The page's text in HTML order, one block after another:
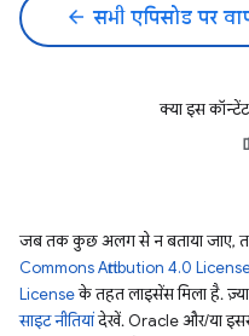
arrow_back सभी एपिसोड पर
क्या इस
जब तक कुछ अलग से न बताया जाए,
Commons Attribution 4.0
Licenseके तहत लाइसेंस मिला है.
साइट नीतियांदेखें. Oracle और/या इससे